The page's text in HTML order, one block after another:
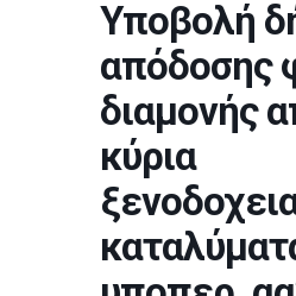
Υποβολή
απόδοσης
διαμονής
κύρια